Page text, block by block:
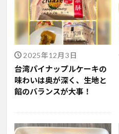
2025年12月3日
台湾パイナップルケーキの
味わいは奥が深く、生地と
餡のバランスが大事！